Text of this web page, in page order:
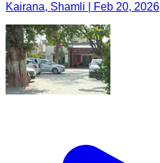
Kairana, Shamli | Feb 20, 2026